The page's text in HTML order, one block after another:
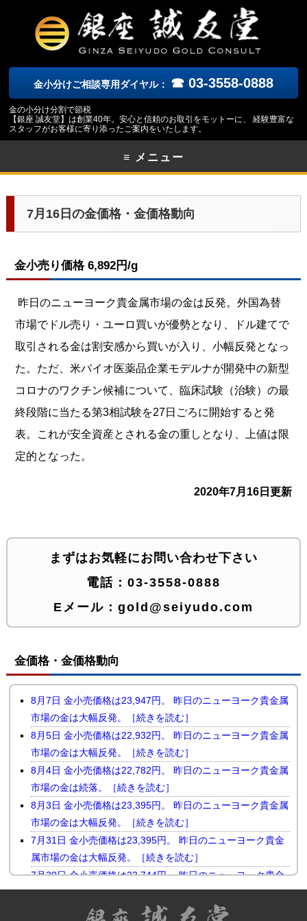
金小分けご相談専用ダイヤル： ☎ 03-3558-0888
金の小分け分割で節税
【銀座 誠友堂】は創業40年。安心と信頼のお取引をモットーに、 経験豊富な
スタッフがお客様に寄り添ったご案内をいたします。
≡ メニュー
7月16日の金価格・金価格動向
金小売り価格 6,892円/g
昨日のニューヨーク貴金属市場の金は反発。外国為替
市場でドル売り・ユーロ買いが優勢となり、ドル建てで
取引される金は割安感から買いが入り、小幅反発となっ
た。ただ、米バイオ医薬品企業モデルナが開発中の新型
コロナのワクチン候補について、臨床試験（治験）の最
終段階に当たる第3相試験を27日ごろに開始すると発
表。これが安全資産とされる金の重しとなり、上値は限
定的となった。
2020年7月16日更新
まずはお気軽にお問い合わせ下さい
電話： 03-3558-0888
Eメール： gold@seiyudo.com
金価格・金価格動向
8月7日 金小売価格は23,947円。 昨日のニューヨーク貴金属
市場の金は大幅反発。［続きを読む］
8月5日 金小売価格は22,932円。 昨日のニューヨーク貴金属
市場の金は大幅反発。［続きを読む］
8月4日 金小売価格は22,782円。 昨日のニューヨーク貴金属
市場の金は続落。［続きを読む］
8月3日 金小売価格は23,395円。 昨日のニューヨーク貴金属
市場の金は大幅反発。［続きを読む］
7月31日 金小売価格は23,395円。 昨日のニューヨーク貴金
属市場の金は大幅反発。［続きを読む］
7月30日 金小売価格は23,744円。 昨日のニューヨーク貴金
属市場の金は小幅続落。［続きを読む］
7月29日 金小売価格は23,510円。 昨日のニューヨーク貴金